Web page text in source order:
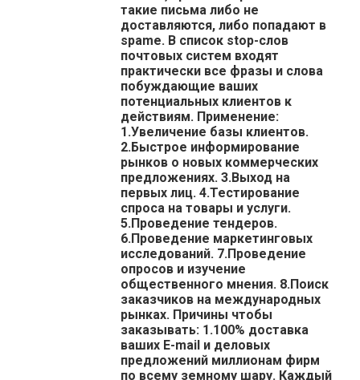
такие письма либо не
доставляются, либо попадают в
spame. В список stop-слов
почтовых систем входят
практически все фразы и слова
побуждающие ваших
потенциальных клиентов к
действиям. Применение:
1.Увеличение базы клиентов.
2.Быстрое информирование
рынков о новых коммерческих
предложениях. 3.Выход на
первых лиц. 4.Тестирование
спроса на товары и услуги.
5.Проведение тендеров.
6.Проведение маркетинговых
исследований. 7.Проведение
опросов и изучение
общественного мнения. 8.Поиск
заказчиков на международных
рынках. Причины чтобы
заказывать: 1.100% доставка
ваших E-mail и деловых
предложений миллионам фирм
по всему земному шару. Каждый